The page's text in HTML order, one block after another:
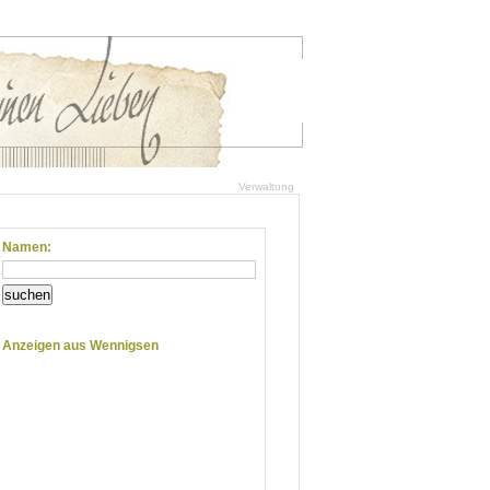
Verwaltung
Namen:
suchen
Anzeigen aus Wennigsen